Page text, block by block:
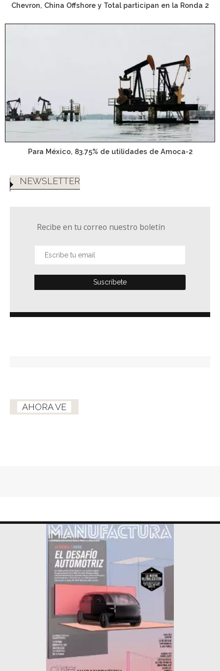
Chevron, China Offshore y Total participan en la Ronda 2
Para México, 83.75% de utilidades de Amoca-2
NEWSLETTER
Recibe en tu correo nuestro boletín
AHORA VE